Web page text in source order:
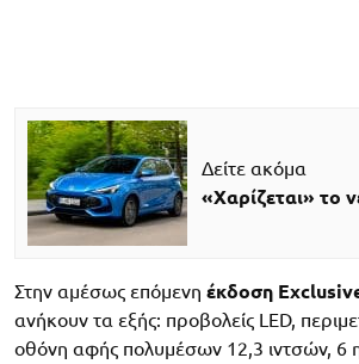
Δείτε ακόμα
«Χαρίζεται» το
Στην αμέσως επόμενη έκδοση
ανήκουν τα εξής: προβολείς LED,
οθόνη αφής πολυμέσων 12,3 ιντσών, 6